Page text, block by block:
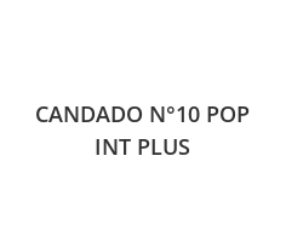
CANDADO N°10 POP
INT PLUS